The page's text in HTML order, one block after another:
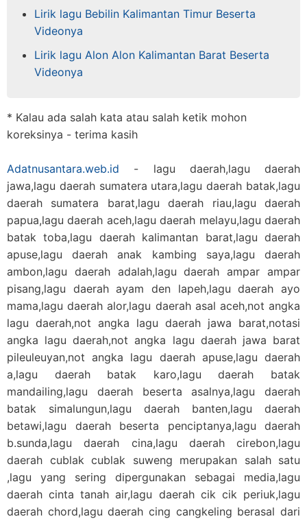
Lirik lagu Bebilin Kalimantan Timur Beserta
Videonya
Lirik lagu Alon Alon Kalimantan Barat Beserta
Videonya
* Kalau ada salah kata atau salah ketik mohon
koreksinya - terima kasih
Adatnusantara.web.id - lagu daerah,lagu daerah
jawa,lagu daerah sumatera utara,lagu daerah batak,lagu
daerah sumatera barat,lagu daerah riau,lagu daerah
papua,lagu daerah aceh,lagu daerah melayu,lagu daerah
batak toba,lagu daerah kalimantan barat,lagu daerah
apuse,lagu daerah anak kambing saya,lagu daerah
ambon,lagu daerah adalah,lagu daerah ampar ampar
pisang,lagu daerah ayam den lapeh,lagu daerah ayo
mama,lagu daerah alor,lagu daerah asal aceh,not angka
lagu daerah,not angka lagu daerah jawa barat,notasi
angka lagu daerah,not angka lagu daerah jawa barat
pileuleuyan,not angka lagu daerah apuse,lagu daerah
a,lagu daerah batak karo,lagu daerah batak
mandailing,lagu daerah beserta asalnya,lagu daerah
batak simalungun,lagu daerah banten,lagu daerah
betawi,lagu daerah beserta penciptanya,lagu daerah
b.sunda,lagu daerah cina,lagu daerah cirebon,lagu
daerah cublak cublak suweng merupakan salah satu
,lagu yang sering dipergunakan sebagai media,lagu
daerah cinta tanah air,lagu daerah cik cik periuk,lagu
daerah chord,lagu daerah cing cangkeling berasal dari